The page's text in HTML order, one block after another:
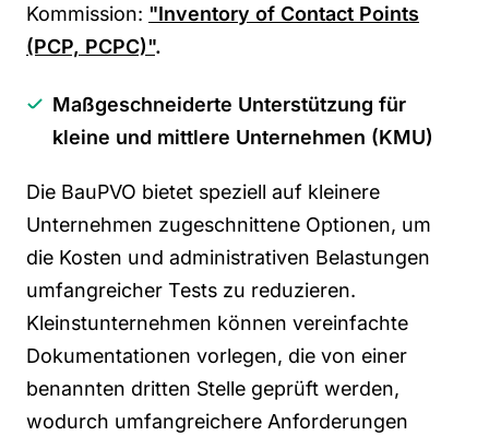
Kommission: "Inventory of Contact Points
(PCP, PCPC)".
Maßgeschneiderte Unterstützung für
kleine und mittlere Unternehmen (KMU)
Die BauPVO bietet speziell auf kleinere
Unternehmen zugeschnittene Optionen, um
die Kosten und administrativen Belastungen
umfangreicher Tests zu reduzieren.
Kleinstunternehmen können vereinfachte
Dokumentationen vorlegen, die von einer
benannten dritten Stelle geprüft werden,
wodurch umfangreichere Anforderungen